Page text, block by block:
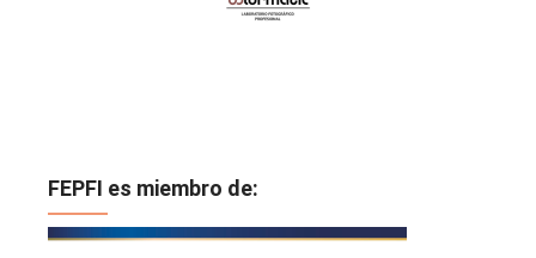
FEPFI es miembro de: